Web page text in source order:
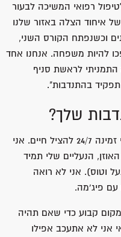
רפואי המשיכה לבעור
איחוד הצלה באזור שלנו
וכשנפתח הקורס השני,
להיות משפחה. אנחנו אחד
לראשת סניף
בהתנדבות".
שלך?
"כמו שאר חובשי איחוד הצלה, גם אני זמינה 24/7 להציל חיים. אני
הנעליים שלי תמיד
וטוס). אני לא רואה
עם פיג'מה.
קבוע כדי שאם תהיה
אני לא אתעכב אפילו